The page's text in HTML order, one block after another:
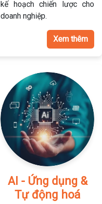
kế hoạch chiến lược cho
doanh nghiệp.
Xem thêm
AI - Ứng dụng &
Tự động hoá